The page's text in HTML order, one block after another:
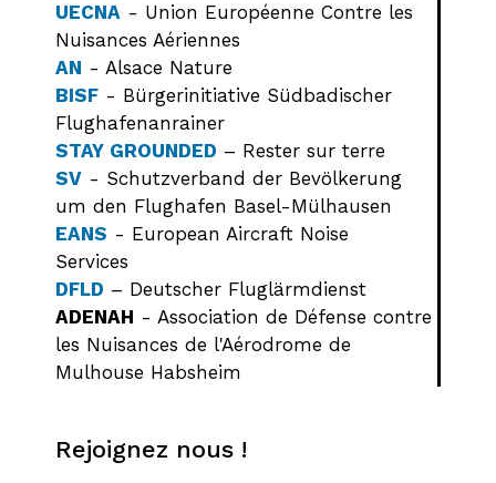
UECNA - Union Européenne Contre les
Nuisances Aériennes
AN - Alsace Nature
BISF - Bürgerinitiative Südbadischer
Flughafenanrainer
STAY GROUNDED – Rester sur terre
SV - Schutzverband der Bevölkerung
um den Flughafen Basel-Mülhausen
EANS - European Aircraft Noise
Services
DFLD – Deutscher Fluglärmdienst
ADENAH - Association de Défense contre
les Nuisances de l'Aérodrome de
Mulhouse Habsheim
Rejoignez nous !